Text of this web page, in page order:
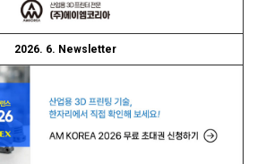
2026. 6. Newsletter